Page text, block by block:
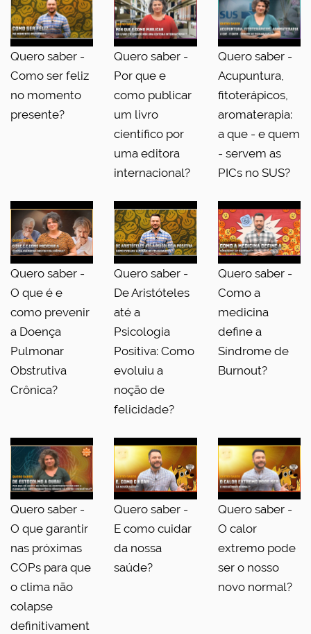
Quero saber -
Como ser feliz
no momento
presente?
Quero saber -
Por que e
como publicar
um livro
científico por
uma editora
internacional?
Quero saber -
Acupuntura,
fitoterápicos,
aromaterapia:
a que - e quem
- servem as
PICs no SUS?
Quero saber -
O que é e
como prevenir
a Doença
Pulmonar
Obstrutiva
Crônica?
Quero saber -
De Aristóteles
até a
Psicologia
Positiva: Como
evoluiu a
noção de
felicidade?
Quero saber -
Como a
medicina
define a
Síndrome de
Burnout?
Quero saber -
O que garantir
nas próximas
COPs para que
o clima não
colapse
definitivament
Quero saber -
E como cuidar
da nossa
saúde?
Quero saber -
O calor
extremo pode
ser o nosso
novo normal?